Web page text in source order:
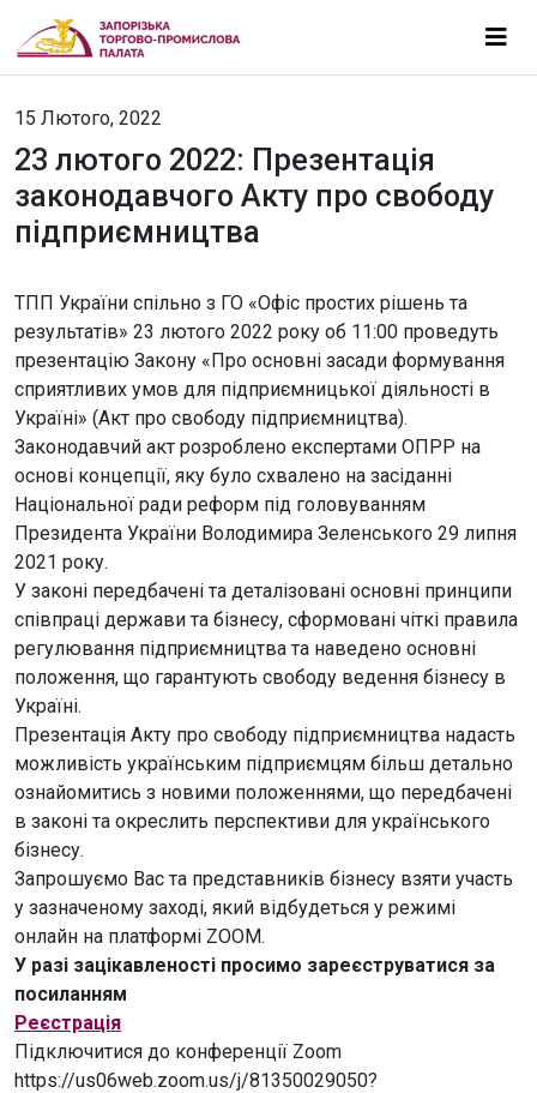
15 Лютого, 2022
23 лютого 2022: Презентація
законодавчого Акту про свободу
підприємництва
ТПП України спільно з ГО «Офіс простих рішень та
результатів» 23 лютого 2022 року об 11:00 проведуть
презентацію Закону «Про основні засади формування
сприятливих умов для підприємницької діяльності в
Україні» (Акт про свободу підприємництва).
Законодавчий акт розроблено експертами ОПРР на
основі концепції, яку було схвалено на засіданні
Національної ради реформ під головуванням
Президента України Володимира Зеленського 29 липня
2021 року.
У законі передбачені та деталізовані основні принципи
співпраці держави та бізнесу, сформовані чіткі правила
регулювання підприємництва та наведено основні
положення, що гарантують свободу ведення бізнесу в
Україні.
Презентація Акту про свободу підприємництва надасть
можливість українським підприємцям більш детально
ознайомитись з новими положеннями, що передбачені
в законі та окреслить перспективи для українського
бізнесу.
Запрошуємо Вас та представників бізнесу взяти участь
у зазначеному заході, який відбудеться у режимі
онлайн на платформі ZOOM.
У разі зацікавленості просимо зареєструватися за
посиланням
Реєстрація
Підключитися до конференції Zoom
https://us06web.zoom.us/j/81350029050?